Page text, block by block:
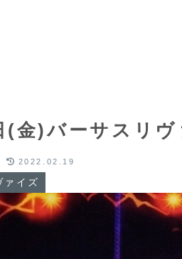
(金)バーサスリ
ァイズ
2022.02.19